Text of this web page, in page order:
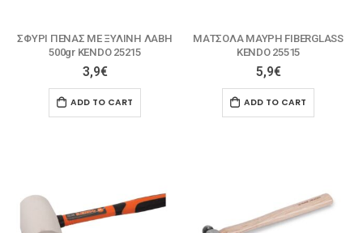
ΣΦΥΡΙ ΠΕΝΑΣ ΜΕ ΞΥΛΙΝΗ ΛΑΒΗ
500gr KENDO 25215
3,9€
ADD TO CART
ΜΑΤΣΟΛΑ ΜΑΥΡΗ FIBERGLASS
KENDO 25515
5,9€
ADD TO CART